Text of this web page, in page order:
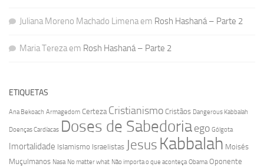
Juliana Moreno Machado Limenaem Rosh Hashaná – Parte 2
Maria Terezaem Rosh Hashaná – Parte 2
ETIQUETAS
Ana Bekoach Armagedom Certeza Cristianismo Cristãos Dangerous Kabbalah
Doenças Cardíacas Doses de Sabedoriaego Gólgota
Imortalidade Islamismo Israelistas Jesus Kabbalah Moisés
Muçulmanos Nasa No matter what Não importa o que aconteça Obama Oponente